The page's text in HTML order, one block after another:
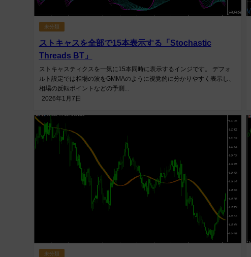
未分類
ストキャスを全部で15本表示する「Stochastic
Threads BT」
ストキャスティクスを一気に15本同時に表示するインジです。 デフォ
ルト設定では相場の波をGMMAのように視覚的に分かりやすく表示し、
相場の反転ポイントなどの予測...
2026年1月7日
未分類